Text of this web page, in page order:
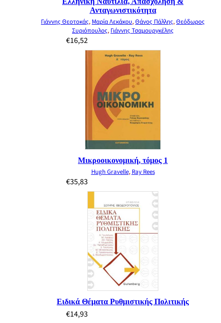
Ανταγωνιστικότητα
Γιάννης Θεοτοκάς, Μαρία Λεκάκου,Θάνος Πάλλης,Θεόδωρος
Συριόπουλος, Γιάννης Τσαμουργκέλης
€16,52
Μικροοικονομική, τόμος 1
Hugh Gravelle, Ray Rees
€35,83
Ειδικά Θέματα Ρυθμιστικής Πολιτικής
€14,93